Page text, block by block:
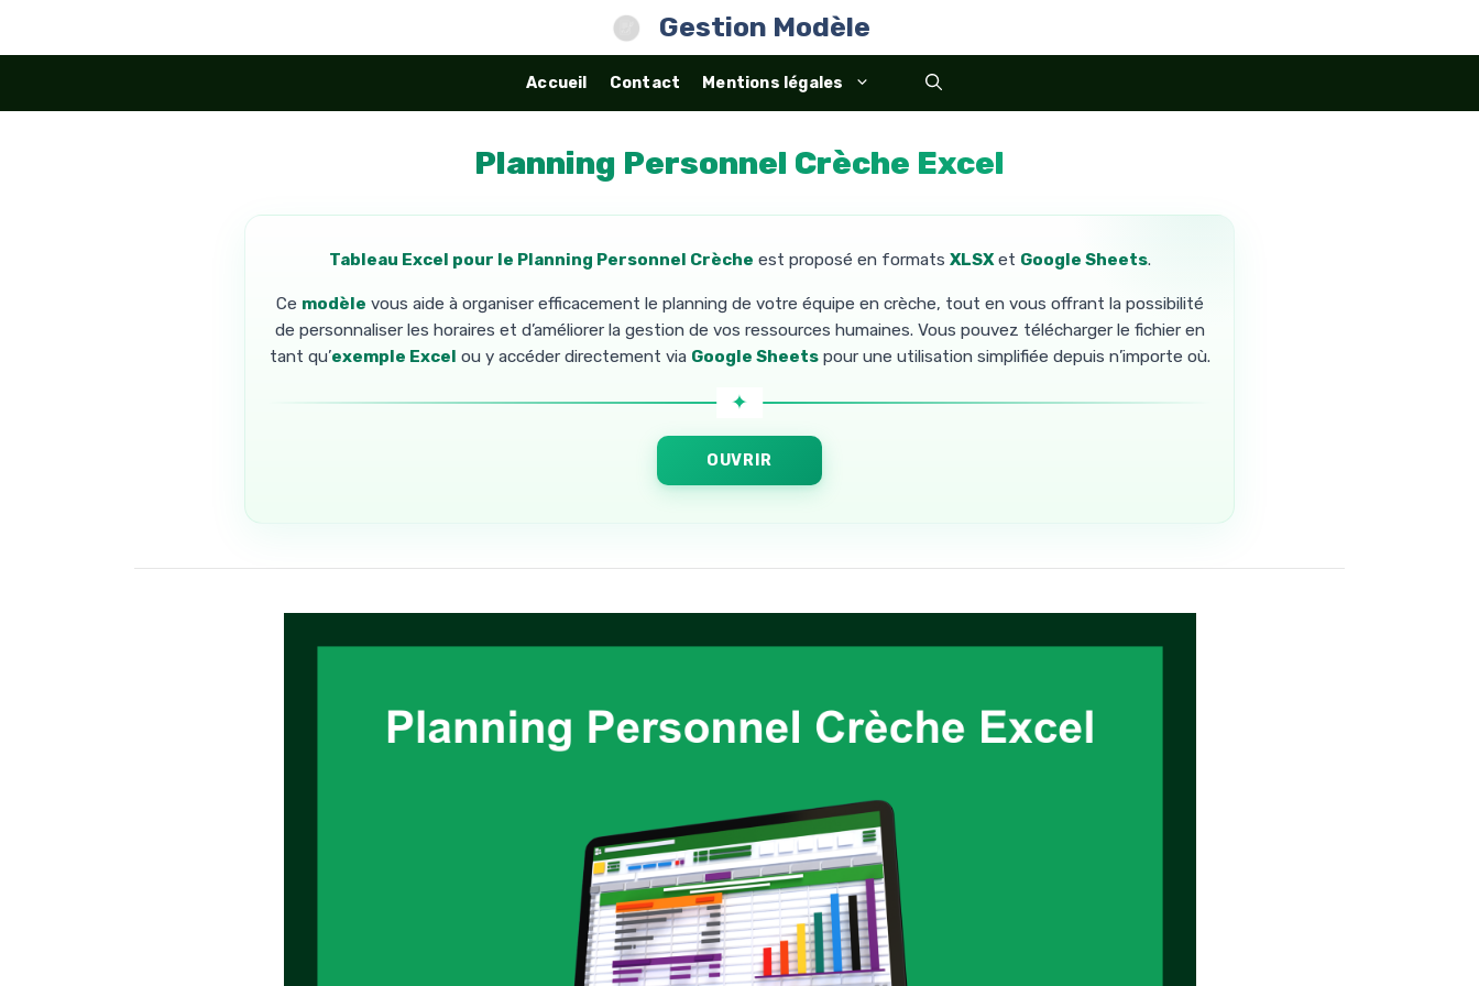
contenu
Gestion Modèle
Accueil Contact Mentions légales
Planning Personnel Crèche Excel
Tableau Excel pour le Planning Personnel Crèche est proposé en formats XLSXet Google Sheets.
Ce modèle vous aide à organiser efficacement le planning de votre équipe en crèche, tout en vous offrant la possibilité
de personnaliser les horaires et d’améliorer la gestion de vos ressources humaines. Vous pouvez télécharger le fichier en
tant qu’exemple Excel ou y accéder directement via Google Sheetspour une utilisation simplifiée depuis n’importe où.
OUVRIR